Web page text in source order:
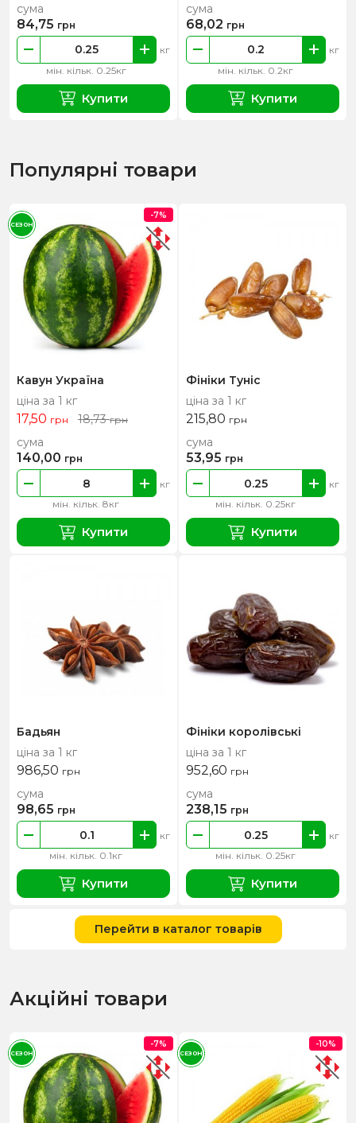
мін. кільк. 0.25кг
кг
сума
84,75 грн
Купити
мін. кільк. 0.2кг
кг
сума
68,02 грн
Купити
Популярні товари
Кавун Україна
ціна за 1 кг
17,50 грн 18,73грн
мін. кільк. 8кг
кг
сума
140,00 грн
Купити
-7%
СЕЗОН
Фініки Туніс
ціна за 1 кг
215,80 грн
мін. кільк. 0.25кг
кг
сума
53,95 грн
Купити
Бадьян
ціна за 1 кг
986,50 грн
мін. кільк. 0.1кг
кг
сума
98,65 грн
Купити
Фініки королівські
ціна за 1 кг
952,60 грн
мін. кільк. 0.25кг
кг
сума
238,15 грн
Купити
Перейти в каталог товарів
Акційні товари
-7%
СЕЗОН
-10%
СЕЗОН